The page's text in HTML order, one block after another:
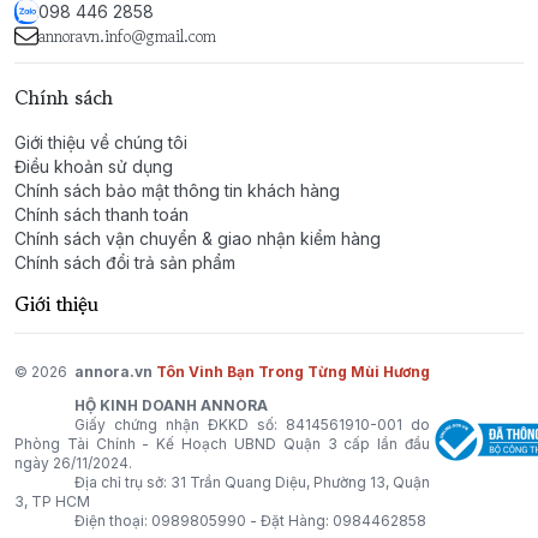
đàn ông trưởng thành, người đã tôi luyện bản lĩnh qua
thời gian và toát lên khí chất lãnh đạo. Mùi hương này
mang lại cảm giác vững chãi, uy nghi và đầy cuốn hút,
là sự lựa chọn hoàn hảo để khẳng định vị thế của
098 446 2858
annoravn.info@gmail.com
Chính sách
Giới thiệu về chúng tôi
Điều khoản sử dụng
Chính sách bảo mật thông tin khách hàng
Chính sách thanh toán
Chính sách vận chuyển & giao nhận kiểm hàng
Chính sách đổi trả sản phẩm
Giới thiệu
© 2026 annora.vn Tôn Vinh Bạn Trong Từng Mùi Hương
HỘ KINH DOANH ANNORA
Giấy chứng nhận ĐKKD số: 8414561910-001 do
Phòng Tài Chính - Kế Hoạch UBND Quận 3 cấp lần đầu
ngày 26/11/2024.
Địa chỉ trụ sở: 31 Trần Quang Diệu, Phường 13, Quận
3, TP HCM
Điện thoại: 0989805990 - Đặt Hàng: 0984462858